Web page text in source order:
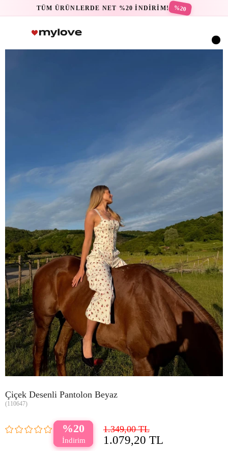
TÜM ÜRÜNLERDE NET %20 İNDİRİM! %20
Çiçek Desenli Pantolon Beyaz
(110647)
20 1.349,00 TL
1.079,20 TL